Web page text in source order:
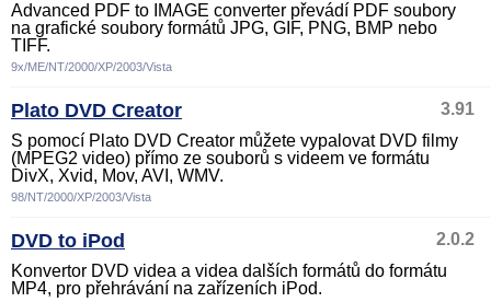
Advanced PDF to IMAGE converter převádí PDF soubory
na grafické soubory formátů JPG, GIF, PNG, BMP nebo
TIFF.
9x/ME/NT/2000/XP/2003/Vista
Plato DVD Creator
3.91
S pomocí Plato DVD Creator můžete vypalovat DVD filmy
(MPEG2 video) přímo ze souborů s videem ve formátu
DivX, Xvid, Mov, AVI, WMV.
98/NT/2000/XP/2003/Vista
DVD to iPod
2.0.2
Konvertor DVD videa a videa dalších formátů do formátu
MP4, pro přehrávání na zařízeních iPod.